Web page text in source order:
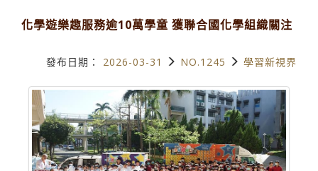
化學遊樂趣服務逾10萬學童 獲聯合國化學組織關注
發布日期： 2026-03-31 NO.1245 學習新視界